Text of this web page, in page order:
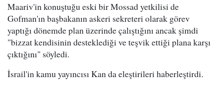
Maariv'in konuştuğu eski bir Mossad yetkilisi de
Gofman'ın başbakanın askeri sekreteri olarak görev
yaptığı dönemde plan üzerinde çalıştığını ancak şimdi
"bizzat kendisinin desteklediği ve teşvik ettiği plana karşı
çıktığını" söyledi.
İsrail'in kamu yayıncısı Kan da eleştirileri haberleştirdi.